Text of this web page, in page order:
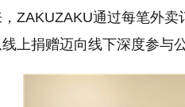
，ZAKUZAKU通过每笔外
上捐赠迈向线下深度参与